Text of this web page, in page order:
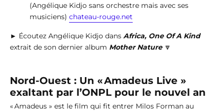
(Angélique Kidjo sans orchestre mais avec ses
musiciens) chateau-rouge.net
► Écoutez Angélique Kidjo dans Africa, One Of A Kind
extrait de son dernier album Mother Nature 🔽
Nord-Ouest : Un « Amadeus Live »
exaltant par l’ONPL pour le nouvel an
« Amadeus » est le film qui fit entrer Milos Forman au